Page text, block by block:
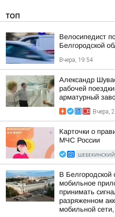
ТОП
Велосипедист
Белгородской
Вчера, 19:54
Александр
рабочей
арматурный
Вчера,
Карточки о
МЧС России
ШЕБЕКИНСКИЙ
В Белгородской
мобильное
принимать
разряженном
мобильной